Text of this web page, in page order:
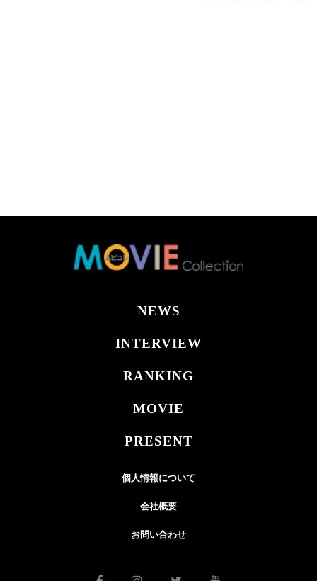
NEWS
INTERVIEW
RANKING
MOVIE
PRESENT
個人情報について
会社概要
お問い合わせ